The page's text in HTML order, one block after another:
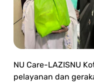
NU Care-LAZISNU
pelayanan dan